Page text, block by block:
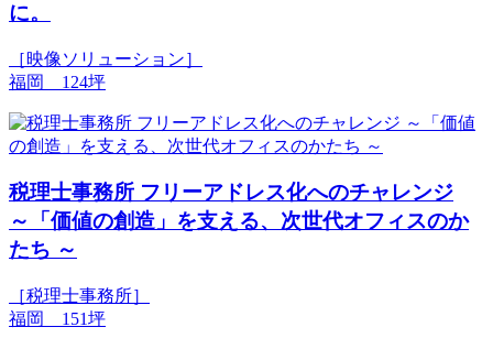
に。
［映像ソリューション］
福岡 124坪
税理士事務所 フリーアドレス化へのチャレンジ
～「価値の創造」を支える、次世代オフィスのか
たち ～
［税理士事務所］
福岡 151坪